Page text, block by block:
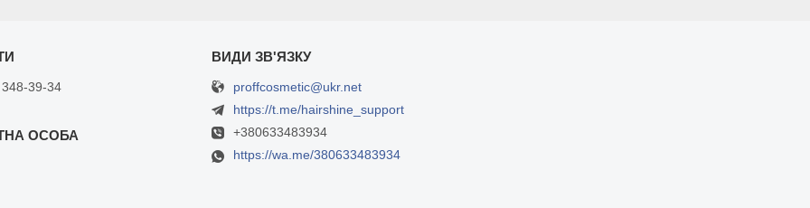
39-34
proffcosmetic@ukr.net
https://t.me/hairshine_support
+380633483934
https://wa.me/380633483934